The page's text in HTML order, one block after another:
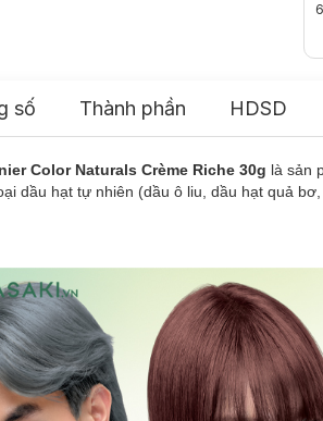
số Thành phần HDSD
Color Naturals Crème Riche 30g là sản
dầu hạt tự nhiên (dầu ô liu, dầu hạt quả